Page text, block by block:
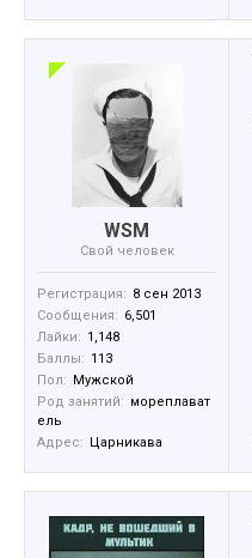
WSM
Свой человек
Регистрация: 8 сен 2013
Сообщения: 6,501
Лайки: 1,148
Баллы: 113
Пол:
Мужской
Род занятий: мореплават
ель
Адрес:
Царникава